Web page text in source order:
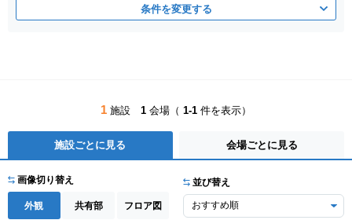
条件を変更する
1 施設 1 会場（ 1-1 件を表示）
施設ごとに見る 会場ごとに見る
画像切り替え
外観 共有部 フロア図
並び替え